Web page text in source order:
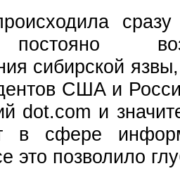
постояно
сибирской
США и
dot.com и
в сфере
это позволило